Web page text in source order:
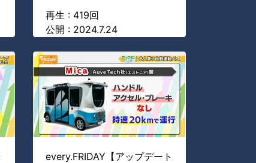
再生 : 419回
公開 : 2024.7.24
every.FRIDAY【アップデート